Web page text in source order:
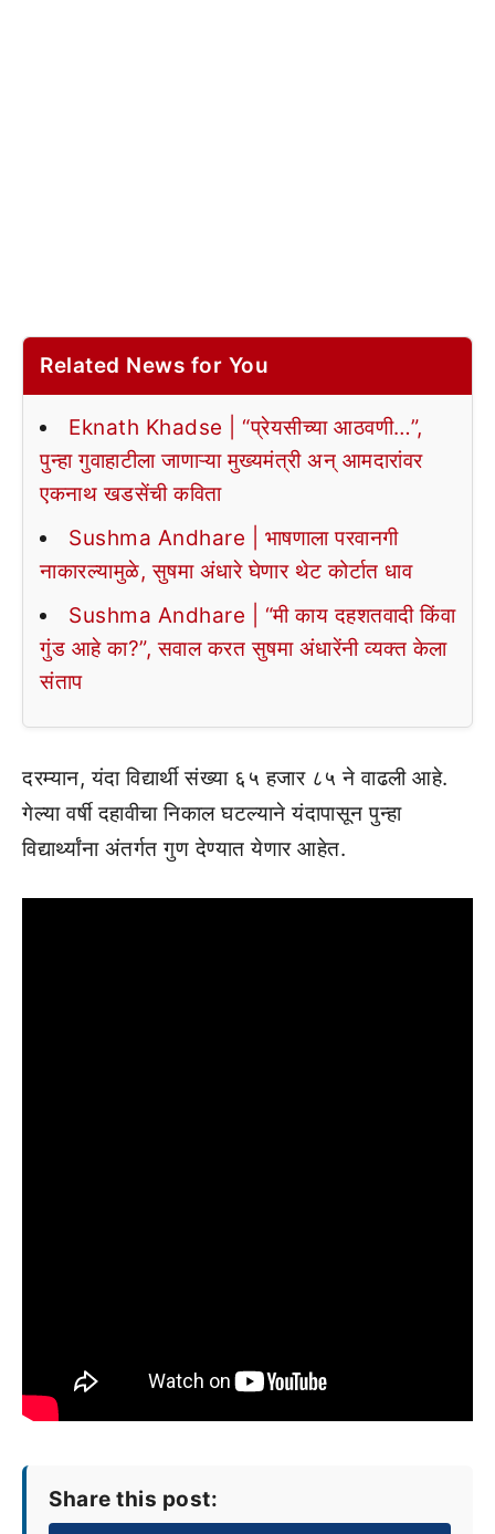
Related News for You
Eknath Khadse | “प्रेयसीच्या आठवणी…”,
पुन्हा गुवाहाटीला जाणाऱ्या मुख्यमंत्री अन् आमदारांवर
एकनाथ खडसेंची कविता
Sushma Andhare | भाषणाला परवानगी
नाकारल्यामुळे, सुषमा अंधारे घेणार थेट कोर्टात धाव
Sushma Andhare | “मी काय दहशतवादी किंवा
गुंड आहे का?”, सवाल करत सुषमा अंधारेंनी व्यक्त केला
संताप
दरम्यान, यंदा विद्यार्थी संख्या ६५ हजार ८५ ने वाढली आहे.
गेल्या वर्षी दहावीचा निकाल घटल्याने यंदापासून पुन्हा
विद्यार्थ्यांना अंतर्गत गुण देण्यात येणार आहेत.
Share this post: